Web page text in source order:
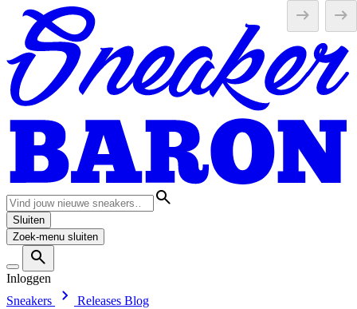
Sluiten
Zoek-menu sluiten
Inloggen
Sneakers
Releases Blog